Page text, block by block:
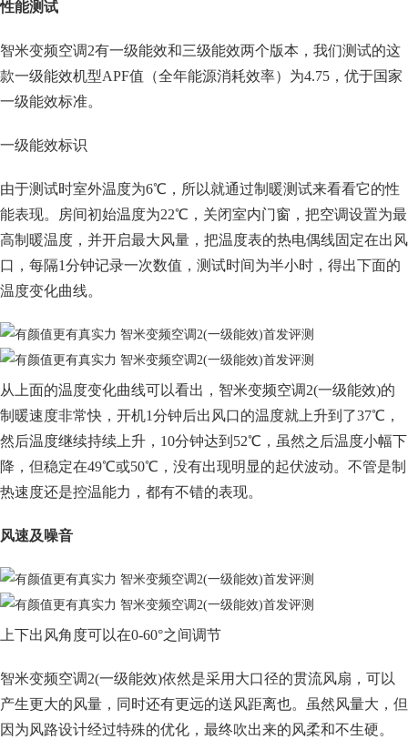
性能测试
智米变频空调2有一级能效和三级能效两个版本，我们测试的这
款一级能效机型APF值（全年能源消耗效率）为4.75，优于国家
一级能效标准。
一级能效标识
由于测试时室外温度为6℃，所以就通过制暖测试来看看它的性
能表现。房间初始温度为22℃，关闭室内门窗，把空调设置为最
高制暖温度，并开启最大风量，把温度表的热电偶线固定在出风
口，每隔1分钟记录一次数值，测试时间为半小时，得出下面的
温度变化曲线。
从上面的温度变化曲线可以看出，智米变频空调2(一级能效)的
制暖速度非常快，开机1分钟后出风口的温度就上升到了37℃，
然后温度继续持续上升，10分钟达到52℃，虽然之后温度小幅下
降，但稳定在49℃或50℃，没有出现明显的起伏波动。不管是制
热速度还是控温能力，都有不错的表现。
风速及噪音
上下出风角度可以在0-60°之间调节
智米变频空调2(一级能效)依然是采用大口径的贯流风扇，可以
产生更大的风量，同时还有更远的送风距离也。虽然风量大，但
因为风路设计经过特殊的优化，最终吹出来的风柔和不生硬。